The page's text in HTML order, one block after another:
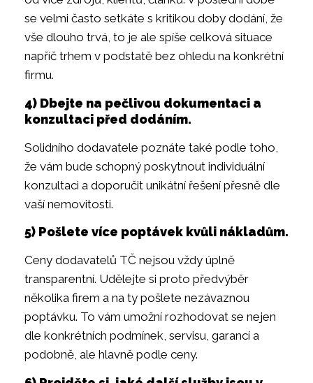
se velmi často setkáte s kritikou doby dodání, že
vše dlouho trvá, to je ale spíše celková situace
napříč trhem v podstatě bez ohledu na konkrétní
firmu.
4) Dbejte na pečlivou dokumentaci a
konzultaci před dodáním.
Solidního dodavatele poznáte také podle toho,
že vám bude schopný poskytnout individuální
konzultaci a doporučit unikátní řešení přesně dle
vaší nemovitosti.
5) Pošlete více poptávek kvůli nákladům.
Ceny dodavatelů TČ nejsou vždy úplně
transparentní. Udělejte si proto předvýběr
několika firem a na ty pošlete nezávaznou
poptávku. To vám umožní rozhodovat se nejen
dle konkrétních podmínek, servisu, garancí a
podobně, ale hlavně podle ceny.